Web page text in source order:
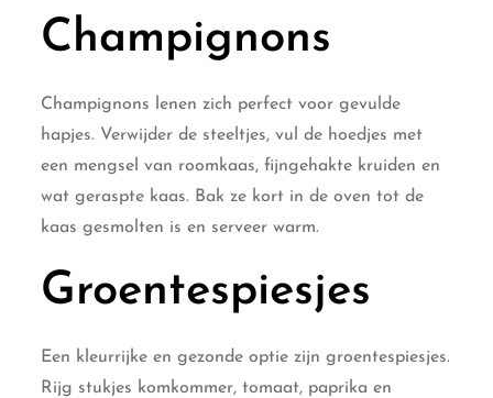
Champignons
Champignons lenen zich perfect voor gevulde
hapjes. Verwijder de steeltjes, vul de hoedjes met
een mengsel van roomkaas, fijngehakte kruiden en
wat geraspte kaas. Bak ze kort in de oven tot de
kaas gesmolten is en serveer warm.
Groentespiesjes
Een kleurrijke en gezonde optie zijn groentespiesjes.
Rijg stukjes komkommer, tomaat, paprika en